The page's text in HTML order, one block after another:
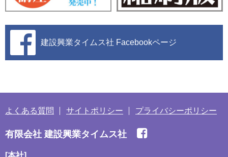
建設興業タイムス社 Facebookページ
よくある質問 サイトポリシー プライバシーポリシー
有限会社 建設興業タイムス社